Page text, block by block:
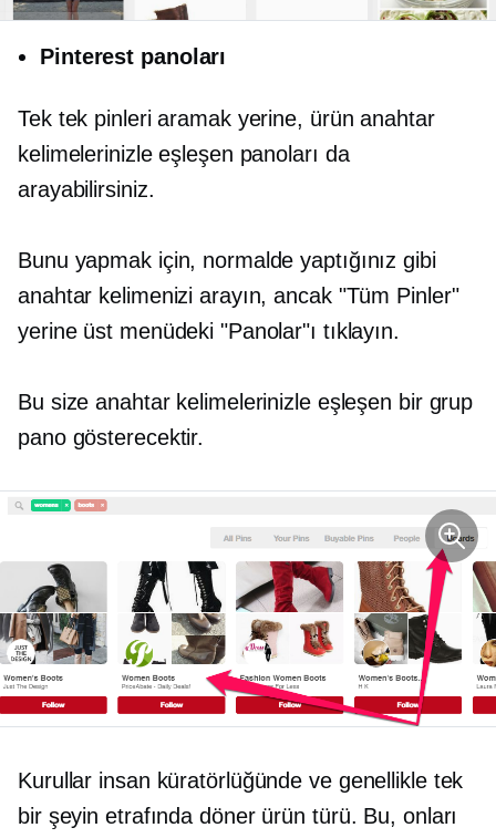
Pinterest panoları
Tek tek pinleri aramak yerine, ürün anahtar
kelimelerinizle eşleşen panoları da
arayabilirsiniz.
Bunu yapmak için, normalde yaptığınız gibi
anahtar kelimenizi arayın, ancak "Tüm Pinler"
yerine üst menüdeki "Panolar"ı tıklayın.
Bu size anahtar kelimelerinizle eşleşen bir grup
pano gösterecektir.
Kurullar insan küratörlüğünde ve genellikle tek
bir şeyin etrafında döner ürün türü. Bu, onları